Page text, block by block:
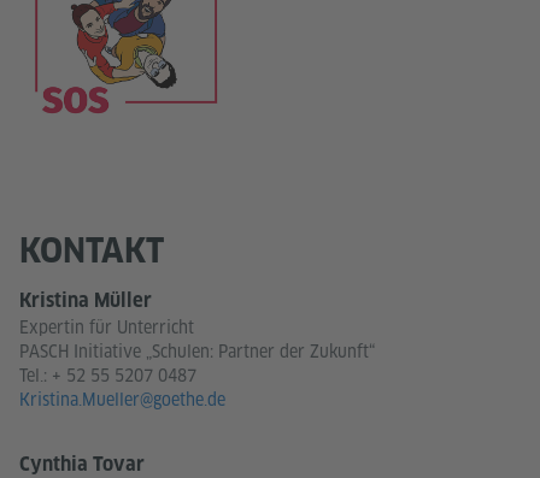
KONTAKT
Kristina Müller
Expertin für Unterricht
PASCH Initiative „Schulen: Partner der Zukunft“
Tel.: + 52 55 5207 0487
Kristina.Mueller@goethe.de
Cynthia Tovar